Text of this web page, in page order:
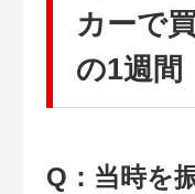
カーで
の1週間
Q：当時を